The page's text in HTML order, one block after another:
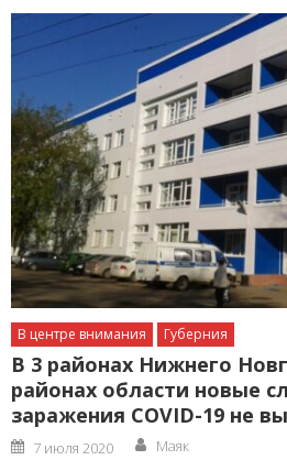
В центре внимания Губерния
В 3 районах Нижнего
районах области новые
заражения COVID-19 не
Posted
on
7 июля 2020 Author
Маяк